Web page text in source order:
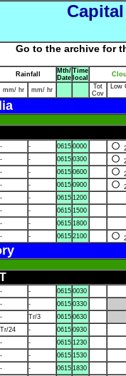
Go to the archive for
Rainfall
Mth/
Date
Time
local
mm/ hr mm/ hr
Tot
Cov
Low
- - 0615 0000
- - 0615 0300
- - 0615 0600
- - 0615 0900
- - 0615 1200
- - 0615 1500
- - 0615 1800
- - 0615 2100
- - 0615 0030
- - 0615 0330
- Tr/3 0615 0630
Tr/24 - 0615 0930
- - 0615 1230
- - 0615 1530
- - 0615 1830